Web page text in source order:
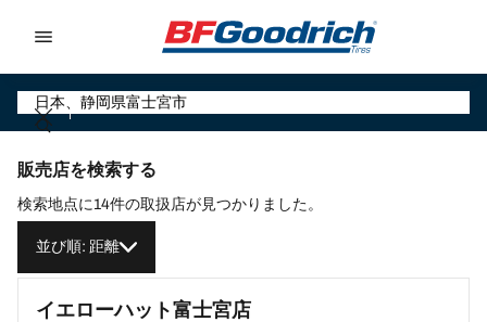
販売店を検索する
検索地点に14件の取扱店が見つかりました。
並び順: 距離
イエローハット富士宮店